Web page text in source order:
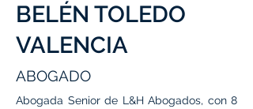
BELÉN TOLEDO
VALENCIA
ABOGADO
Abogada Senior de L&H Abogados, con 8